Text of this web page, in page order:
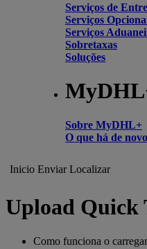
Serviços de
Serviços
Serviços
Sobretaxas
Soluções
Sobre MyDHL+
O que há de
Inicio Enviar Localizar
Upload Quick
Como funciona o